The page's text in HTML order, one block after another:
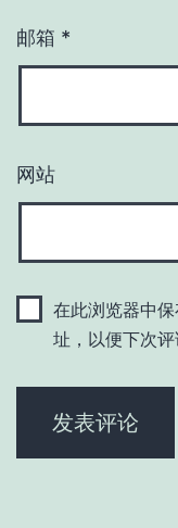
邮箱 *
网站
在此浏览器中
址，以便下次评